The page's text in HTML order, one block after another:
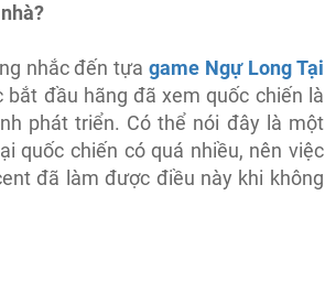
nhắc đến tựagame Ngự Long Tại
đầu hãng đã xem quốc chiến là
phát triển. Có thể nói đây là một
quốc chiến có quá nhiều, nên việc
đã làm được điều này khi không